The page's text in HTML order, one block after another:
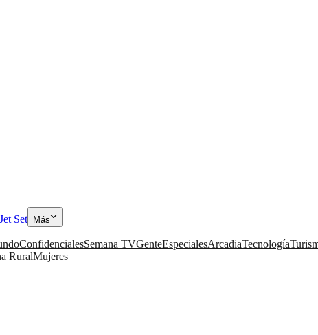
Jet Set Más
ConfidencialesSemana TVGenteEspecialesArcadiaTecnología
RuralMujeres